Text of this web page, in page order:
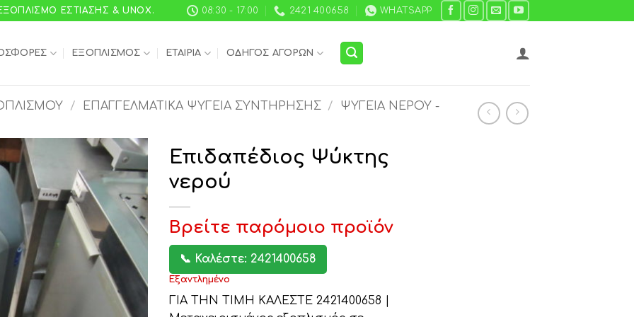
ΕΣΤΊΑΣΗΣ & UNOX. 08:30 - 17:00 2421 400658 WHATSAPP
ΕΞΟΠΛΙΣΜΌΣ ΕΤΑΙΡΊΑ ΟΔΗΓΌΣ ΑΓΟΡΏΝ
/ ΕΠΑΓΓΕΛΜΑΤΙΚΆ ΨΥΓΕΊΑ ΣΥΝΤΉΡΗΣΗΣ /
ΨΥΓΕΊΑ ΝΕΡΟΎ -
Επιδαπέδιος Ψύκτης
νερού
Βρείτε παρόμοιο προϊόν
📞 Καλέστε: 2421400658
Εξαντλημένο
ΓΙΑ ΤΗΝ ΤΙΜΗ ΚΑΛΕΣΤΕ 2421400658 |